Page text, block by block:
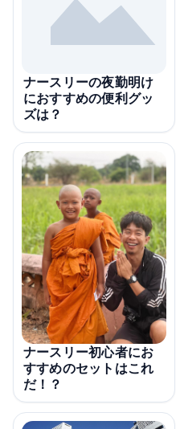
ナースリーの夜勤明け
におすすめの便利グッ
ズは？
ナースリー初心者にお
すすめのセットはこれ
だ！？